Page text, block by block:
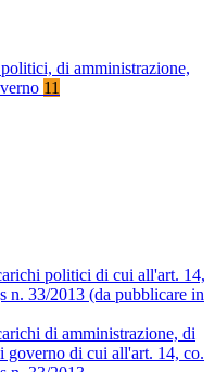
di amministrazione,
11
politici di cui all'art. 14,
n. 33/2013 (da pubblicare in
di amministrazione, di
governo di cui all'art. 14, co.